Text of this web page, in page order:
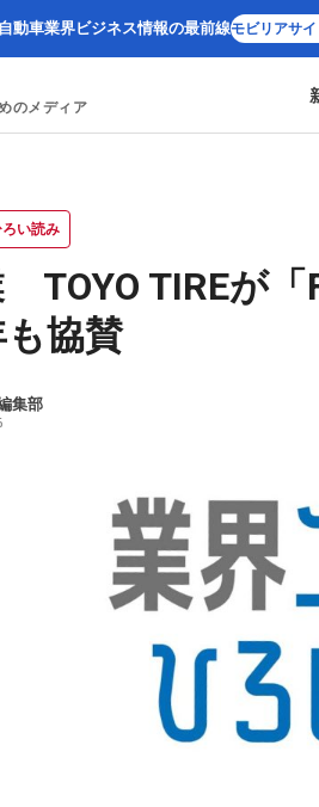
自動車業界ビジネス情報の最前線モビリアサ
のメディア
い読み
TIREが「
協賛
集部